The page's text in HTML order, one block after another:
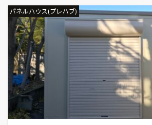
パネルハウス(プレハブ)